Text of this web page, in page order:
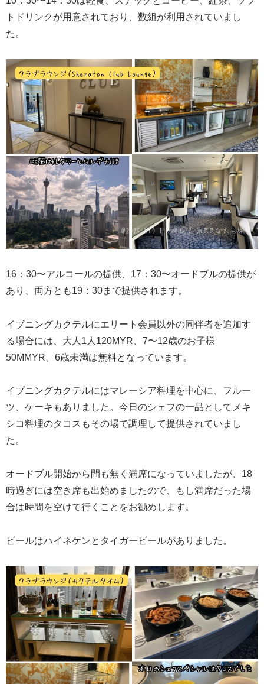
トドリンクが用意されており、数組が利用されていまし
た。
16：30〜アルコールの提供、17：30〜オードブルの提供が
あり、両方とも19：30まで提供されます。
イブニングカクテルにエリート会員以外の同伴者を追加す
る場合には、大人1人120MYR、7〜12歳のお子様
50MMYR、6歳未満は無料となっています。
イブニングカクテルにはマレーシア料理を中心に、フルー
ツ、ケーキもありました。今日のシェフの一品としてメキ
シコ料理のタコスもその場で調理して提供されていまし
た。
オードブル開始から間も無く満席になっていましたが、18
時過ぎには空き席も出始めましたので、もし満席だった場
合は時間を空けて行くことをお勧めします。
ビールはハイネケンとタイガービールがありました。